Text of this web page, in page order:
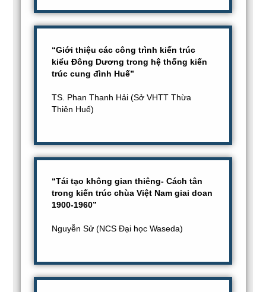
“Giới thiệu các công trình kiến trúc
kiểu Đông Dương trong hệ thống kiến
trúc cung đình Huế”
TS. Phan Thanh Hải (Sở VHTT Thừa
Thiên Huế)
“Tái tạo không gian thiêng- Cách tân
trong kiến trúc chùa Việt Nam giai doan
1900-1960”
Nguyễn Sử (NCS Đại học Waseda)